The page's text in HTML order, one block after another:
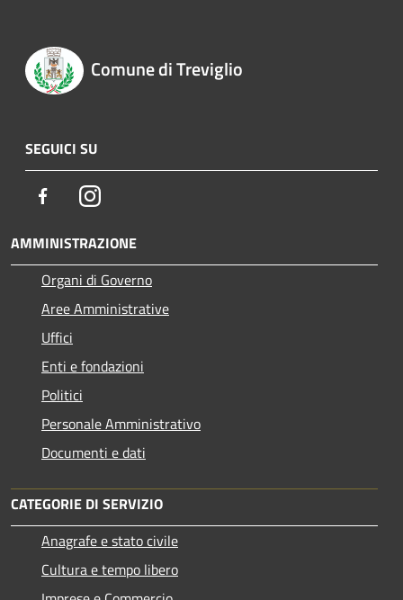
Comune di Treviglio
SEGUICI SU
FacebookInstagram
AMMINISTRAZIONE
Organi di Governo
Aree Amministrative
Uffici
Enti e fondazioni
Politici
Personale Amministrativo
Documenti e dati
CATEGORIE DI SERVIZIO
Anagrafe e stato civile
Cultura e tempo libero